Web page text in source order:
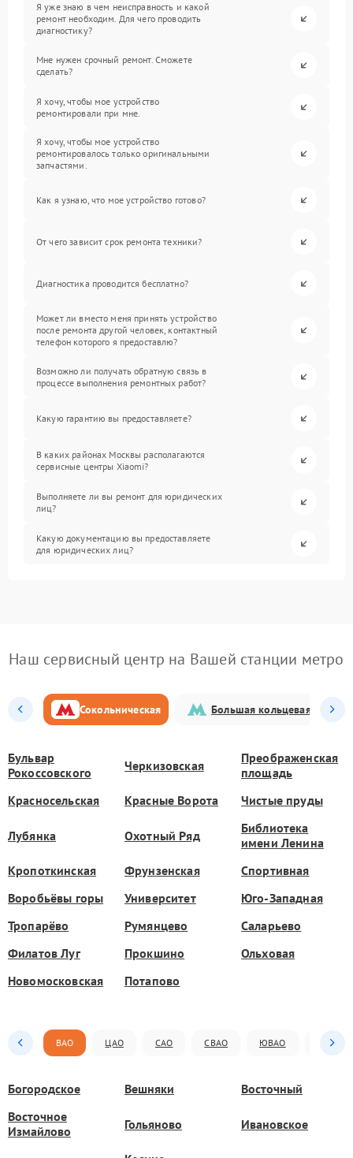
Я уже знаю в чем неисправность и какой
ремонт необходим. Для чего проводить
диагностику?
Мне нужен срочный ремонт. Сможете
сделать?
Я хочу, чтобы мое устройство
ремонтировали при мне.
Я хочу, чтобы мое устройство
ремонтировалось только оригинальными
запчастями.
Как я узнаю, что мое устройство готово?
От чего зависит срок ремонта техники?
Диагностика проводится бесплатно?
Может ли вместо меня принять устройство
после ремонта другой человек, контактный
телефон которого я предоставлю?
Возможно ли получать обратную связь в
процессе выполнения ремонтных работ?
Какую гарантию вы предоставляете?
В каких районах Москвы располагаются
сервисные центры Xiaomi?
Выполняете ли вы ремонт для юридических
лиц?
Какую документацию вы предоставляете
для юридических лиц?
Наш сервисный центр на Вашей станции метро
Сокольническая Большая кольцевая
Бульвар
Рокоссовского
Черкизовская
Преображенская
площадь
Красносельская
Красные Ворота Чистые пруды
Лубянка Охотный Ряд
Библиотека
имени Ленина
Кропоткинская
Фрунзенская
Спортивная
Воробьёвы горы
Университет
Юго-Западная
Тропарёво
Румянцево
Саларьево
Филатов Луг
Прокшино
Ольховая
Новомосковская
Потапово
ВАО ЦАО САО СВАО ЮВАО ЮАО
Богородское Вешняки
Восточный
Восточное
Измайлово
Гольяново Ивановское